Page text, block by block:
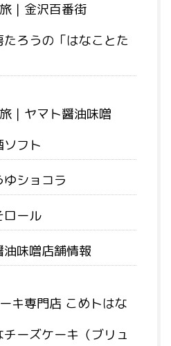
｜金沢百番街
たろうの「はなことた
｜ヤマト醤油味噌
フト
ショコラ
ロール
油味噌店舗情報
キ専門店 こめトはな
チーズケーキ（ブリュ